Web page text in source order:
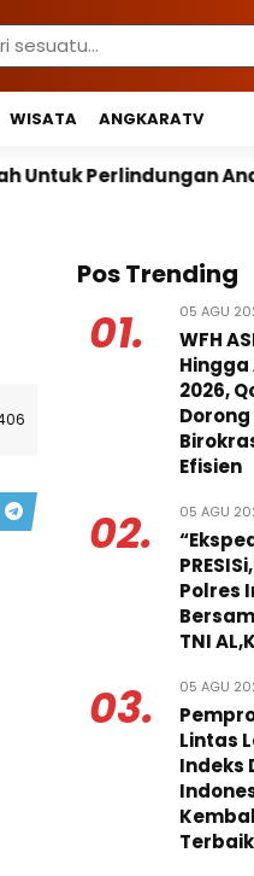
WISATA ANGKARATV
Anak Hingga Ruang
Pos Trending
01. 05 AGU
WFH
2026,
Efisien
02. 05 AGU
Polres
TNI
03. 05 AGU
Lintas
Indeks